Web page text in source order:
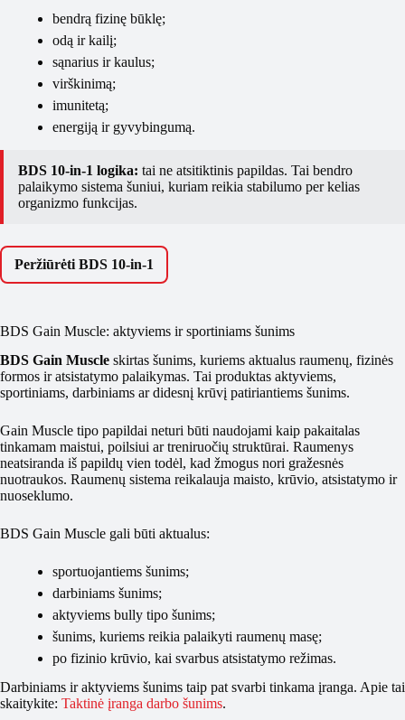
bendrą fizinę būklę;
odą ir kailį;
sąnarius ir kaulus;
virškinimą;
imunitetą;
energiją ir gyvybingumą.
BDS 10-in-1 logika: tai ne atsitiktinis papildas. Tai bendro
palaikymo sistema šuniui, kuriam reikia stabilumo per kelias
organizmo funkcijas.
Peržiūrėti BDS 10-in-1
BDS Gain Muscle: aktyviems ir sportiniams šunims
BDS Gain Muscle skirtas šunims, kuriems aktualus raumenų, fizinės
formos ir atsistatymo palaikymas. Tai produktas aktyviems,
sportiniams, darbiniams ar didesnį krūvį patiriantiems šunims.
Gain Muscle tipo papildai neturi būti naudojami kaip pakaitalas
tinkamam maistui, poilsiui ar treniruočių struktūrai. Raumenys
neatsiranda iš papildų vien todėl, kad žmogus nori gražesnės
nuotraukos. Raumenų sistema reikalauja maisto, krūvio, atsistatymo ir
nuoseklumo.
BDS Gain Muscle gali būti aktualus:
sportuojantiems šunims;
darbiniams šunims;
aktyviems bully tipo šunims;
šunims, kuriems reikia palaikyti raumenų masę;
po fizinio krūvio, kai svarbus atsistatymo režimas.
Darbiniams ir aktyviems šunims taip pat svarbi tinkama įranga. Apie tai
skaitykite: Taktinė įranga darbo šunims.